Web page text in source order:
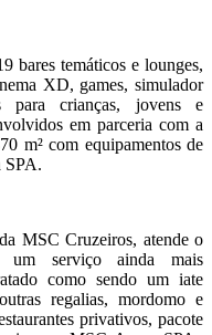
bares temáticos e lounges,
XD, games, simulador
para crianças, jovens e
em parceria com a
m² com equipamentos de
SPA.
MSC Cruzeiros, atende o
um serviço ainda mais
como sendo um iate
regalias, mordomo e
privativos, pacote